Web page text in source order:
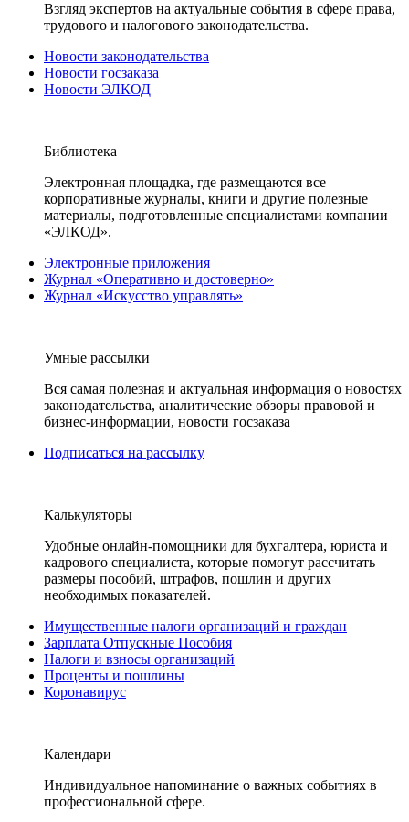
Взгляд экспертов на актуальные события в сфере права,
трудового и налогового законодательства.
Новости законодательства
Новости госзаказа
Новости ЭЛКОД
Библиотека
Электронная площадка, где размещаются все
корпоративные журналы, книги и другие полезные
материалы, подготовленные специалистами компании
«ЭЛКОД».
Электронные приложения
Журнал «Оперативно и достоверно»
Журнал «Искусство управлять»
Умные рассылки
Вся самая полезная и актуальная информация о новостях
законодательства, аналитические обзоры правовой и
бизнес-информации, новости госзаказа
Подписаться на рассылку
Калькуляторы
Удобные онлайн-помощники для бухгалтера, юриста и
кадрового специалиста, которые помогут рассчитать
размеры пособий, штрафов, пошлин и других
необходимых показателей.
Имущественные налоги организаций и граждан
Зарплата Отпускные Пособия
Налоги и взносы организаций
Проценты и пошлины
Коронавирус
Календари
Индивидуальное напоминание о важных событиях в
профессиональной сфере.